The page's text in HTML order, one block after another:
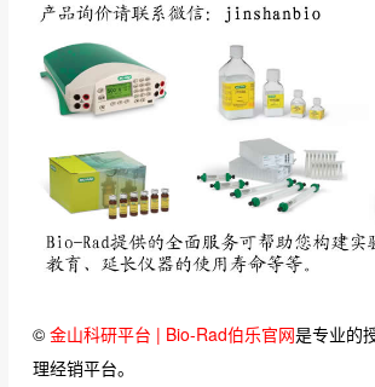
© 金山科研平台 | Bio-Rad伯乐官网是专业的
理经销平台。